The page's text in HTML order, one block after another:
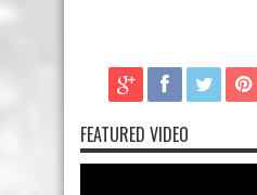
FEATURED VIDEO